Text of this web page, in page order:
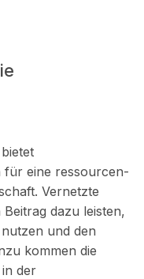
für eine ressourcen-
Vernetzte
dazu leisten,
und den
kommen die
der